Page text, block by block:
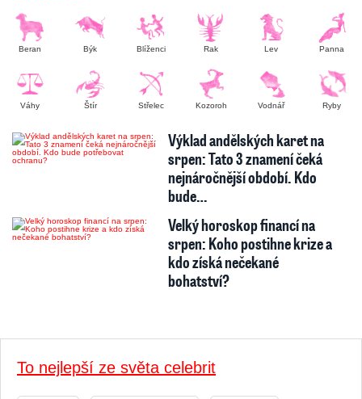
Beran Býk Blíženci Rak Lev Panna
Váhy Štír Střelec Kozoroh Vodnář Ryby
Výklad andělských karet na
srpen: Tato 3 znamení čeká
nejnáročnější období. Kdo
bude…
Velký horoskop financí na
srpen: Koho postihne krize a
kdo získá nečekané
bohatství?
To nejlepší ze světa celebrit